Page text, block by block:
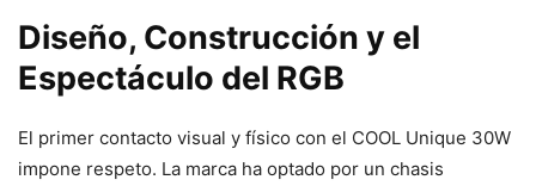
Diseño, Construcción y el
Espectáculo del RGB
El primer contacto visual y físico con el COOL Unique 30W
impone respeto. La marca ha optado por un chasis